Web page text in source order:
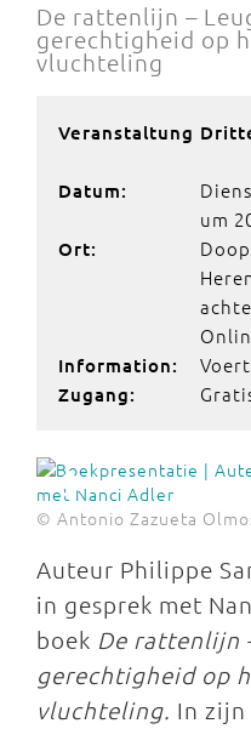
De rattenlijn –
gerechtigheid op
vluchteling
Veranstaltung
Datum:
um
Ort:
Information:
Zugang:
© Antonio Zazueta
Auteur Philippe
in gesprek met
boek De rattenlijn
gerechtigheid op
vluchteling. In zijn